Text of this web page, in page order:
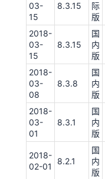
03-
15
8.3.15
际
版
2018-
03-
15
8.3.15
国
内
版
2018-
03-
08
8.3.8
国
内
版
2018-
03-
01
8.3.1
国
内
版
2018-
02-01
8.2.1
国
内
版